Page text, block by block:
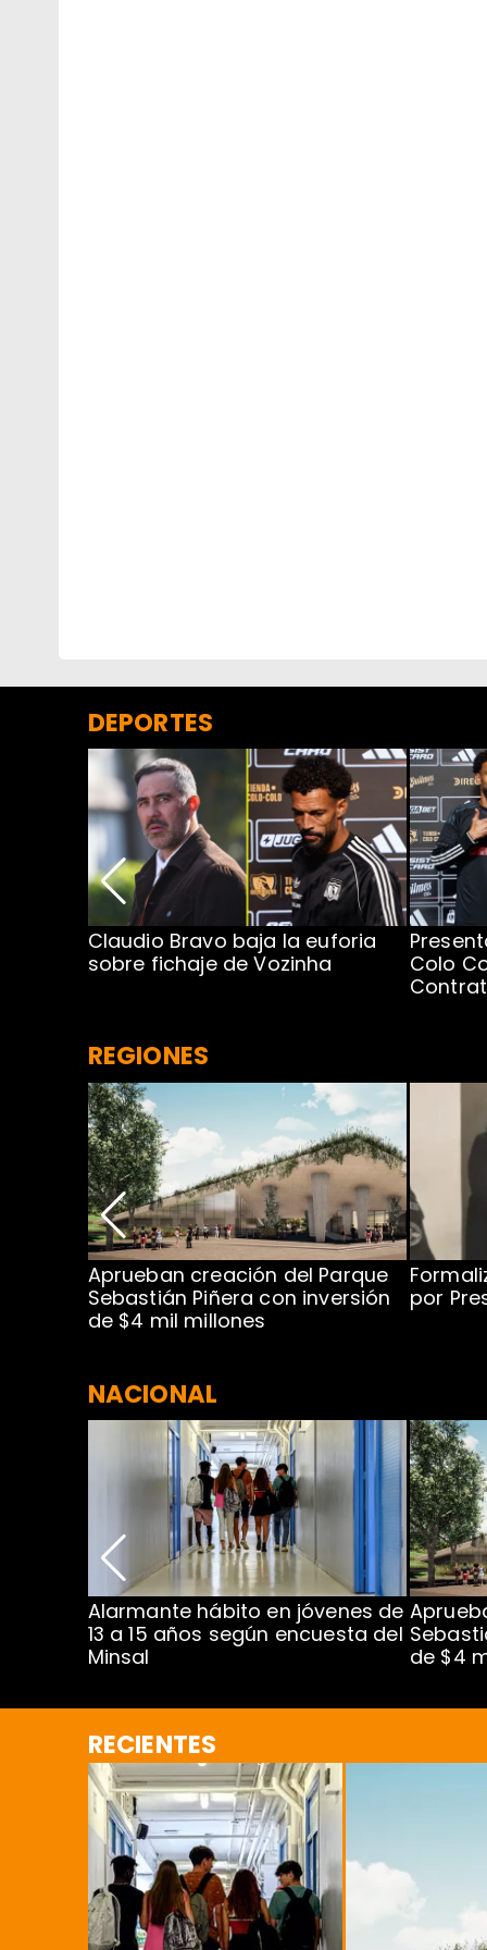
DEPORTES
Claudio Bravo baja la euforia
sobre fichaje de Vozinha
Colo
REGIONES
Aprueban creación del Parque
Sebastián Piñera con inversión
de $4 mil millones
por
NACIONAL
Alarmante hábito en jóvenes de
13 a 15 años según encuesta del
Minsal
de $4
RECIENTES